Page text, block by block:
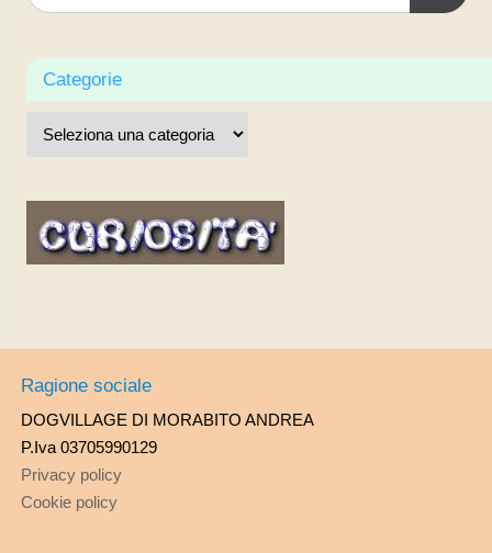
Categorie
Ragione sociale
DOGVILLAGE DI MORABITO ANDREA
P.Iva 03705990129
Privacy policy
Cookie policy